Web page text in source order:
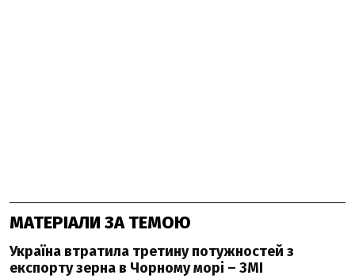
МАТЕРІАЛИ ЗА ТЕМОЮ
Україна втратила третину потужностей з
експорту зерна в Чорному морі – ЗМІ